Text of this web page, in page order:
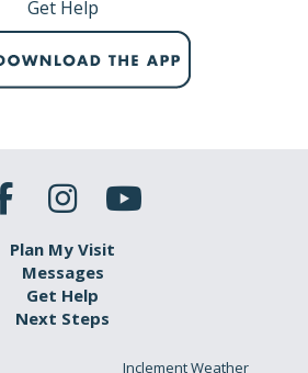
Get Help
Plan My Visit
Messages
Get Help
Next Steps
Inclement Weather